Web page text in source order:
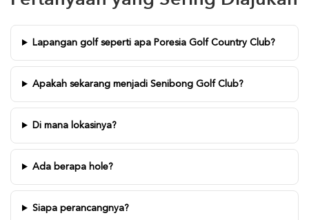
Lapangan golf seperti apa Poresia Golf Country Club?
Apakah sekarang menjadi Senibong Golf Club?
Di mana lokasinya?
Ada berapa hole?
Siapa perancangnya?